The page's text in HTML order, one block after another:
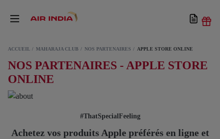
ACCUEIL MAHARAJA CLUB NOS PARTENAIRES APPLE STORE ONLINE
NOS PARTENAIRES - APPLE STORE
ONLINE
#ThatSpecialFeeling
Achetez vos produits Apple préférés en ligne et